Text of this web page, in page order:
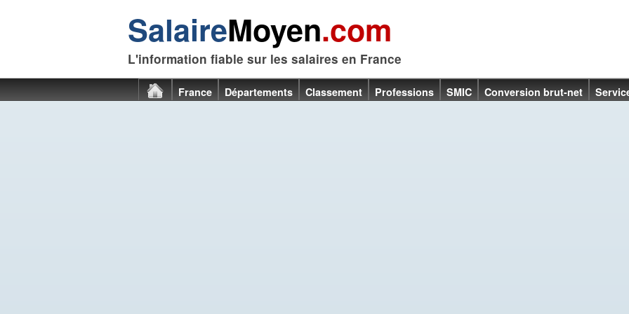
SalaireMoyen.com
L'information fiable sur les salaires en France
France Départements Classement Professions SMIC Conversion brut-net